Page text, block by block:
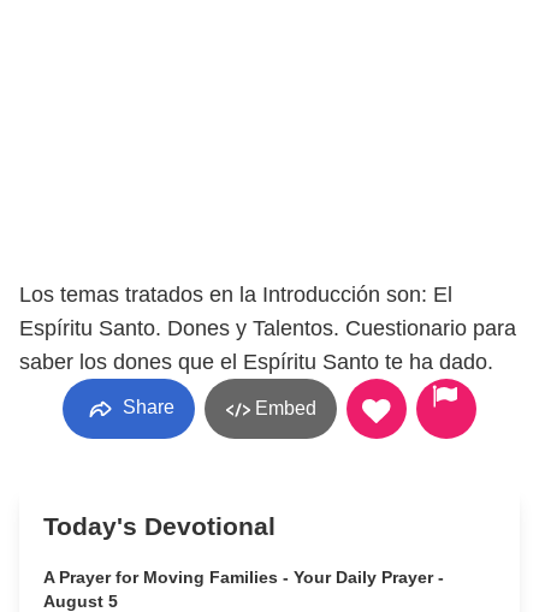
Los temas tratados en la Introducción son: El
Espíritu Santo. Dones y Talentos. Cuestionario para
saber los dones que el Espíritu Santo te ha dado.
Share Embed
Today's Devotional
A Prayer for Moving Families - Your Daily Prayer -
August 5